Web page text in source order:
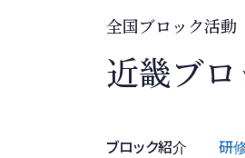
全国ブロック活動
近畿ブロ
ブロック紹介 研